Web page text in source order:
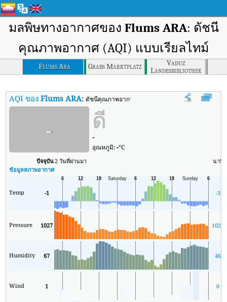
มลพิษทางอากาศของ Flums ARA: ดัชนี
คุณภาพอากาศ (AQI) แบบเรียลไทม์
Flums Ara Grabs Marktplatz
Vaduz
Landesbibliothek
AQI ของFlums ARA:ดัชนีคุณภาพอากาศ (AQI) แบบเรียลไทม์ของ Flums
- ดี
-
อุณหภูมิ:-°C
ปัจจุบัน2 วันที่ผ่านมา นาที
ข้อมูลสภาพอากาศ
Temp -1 -3
Pressure 1027 1025
Humidity 67 46
Wind 1 0